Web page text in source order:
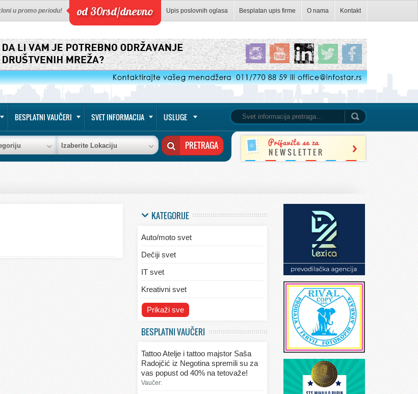
Upis poslovnih oglasa Besplatan upis firme O nama Kontakt
od 30rsd/dnevno
u promo periodu!
BESPLATNI VAUČERI SVET INFORMACIJA USLUGE
Izaberite Lokaciju
KATEGORIJE
Auto/moto svet
Dečiji svet
IT svet
Kreativni svet
Svet ekologije
Svet kulinarstva
Svet lepote
Prikaži sve
BESPLATNI VAUČERI
Tattoo Atelje i tattoo majstor Saša
Radojčić iz Negotina spremili su za
vas popust od 40% na tetovaže!
Vaučer: